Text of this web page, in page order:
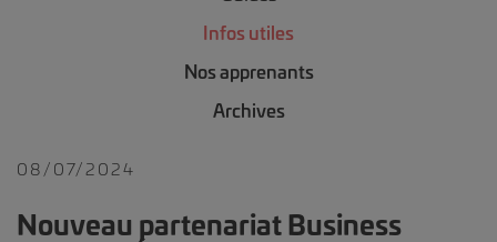
Infos utiles
Nos apprenants
Archives
08/07/2024
Nouveau partenariat Business